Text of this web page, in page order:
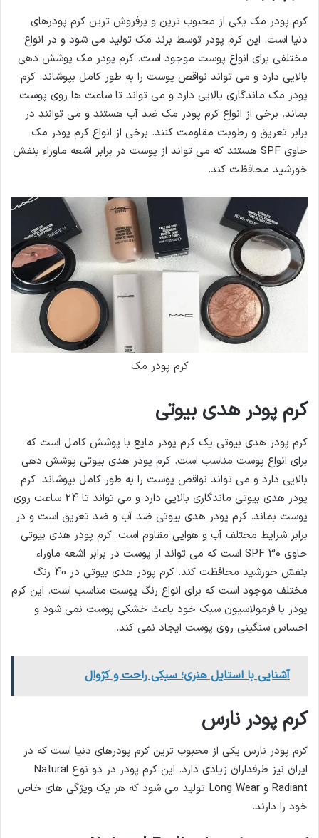
کرم پودر مک یکی از محبوب ترین و پرفروش ترین کرم پودرهای
دنیا است. این کرم پودر توسط برند مک تولید می شود و در انواع
مختلفی برای انواع پوست موجود است. کرم پودر مک پوشش دهی
بالایی دارد و می تواند نواقص پوست را به طور کامل بپوشاند. کرم
پودر مک ماندگاری بالایی دارد و می تواند تا ساعت ها روی پوست
بماند. برخی از انواع کرم پودر مک ضد آب هستند و می توانند در
برابر تعریق و رطوبت مقاومت کنند. برخی از انواع کرم پودر مک
حاوی SPF هستند که می تواند از پوست در برابر اشعه ماوراء بنفش
خورشید محافظت کند.
کرم پودر مک
کرم پودر هدی بیوتی
کرم پودر هدی بیوتی یک کرم پودر مایع با پوشش کامل است که
برای انواع پوست مناسب است. کرم پودر هدی بیوتی پوشش دهی
بالایی دارد و می تواند نواقص پوست را به طور کامل بپوشاند. کرم
پودر هدی بیوتی ماندگاری بالایی دارد و می تواند تا 24 ساعت روی
پوست بماند. کرم پودر هدی بیوتی ضد آب و ضد تعریق است و در
برابر شرایط مختلف آب و هوایی مقاوم است. کرم پودر هدی بیوتی
حاوی SPF 30 است که می تواند از پوست در برابر اشعه ماوراء
بنفش خورشید محافظت کند. کرم پودر هدی بیوتی در 40 رنگ
مختلف موجود است که برای انواع رنگ پوست مناسب است. این کرم
پودر با فرمولاسیون سبک خود باعث خشکی پوست نمی شود و
احساس سنگینی روی پوست ایجاد نمی کند.
آشنایی با استایل هنری؛ سبکی راحت و کژوال
کرم پودر نارس
کرم پودر نارس یکی از محبوب ترین کرم پودرهای دنیا است که در
ایران نیز طرفداران زیادی دارد. این کرم پودر در دو نوع Natural
Radiant و Long Wear تولید می شود که هر یک ویژگی های خاص
خود را دارند.